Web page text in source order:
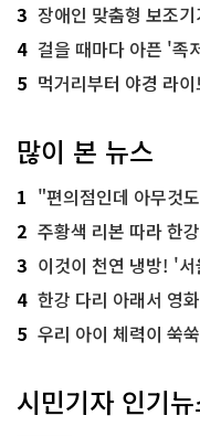
3 장애인 맞춤형 보조기
4 걸을 때마다 아픈 '족저
5 먹거리부터 야경 라
많이 본 뉴스
1 "편의점인데 아무것도 안
2 주황색 리본 따라 한강부
3 이것이 천연 냉방! '
4 한강 다리 아래서 영
5 우리 아이 체력이 쑥
시민기자 인기